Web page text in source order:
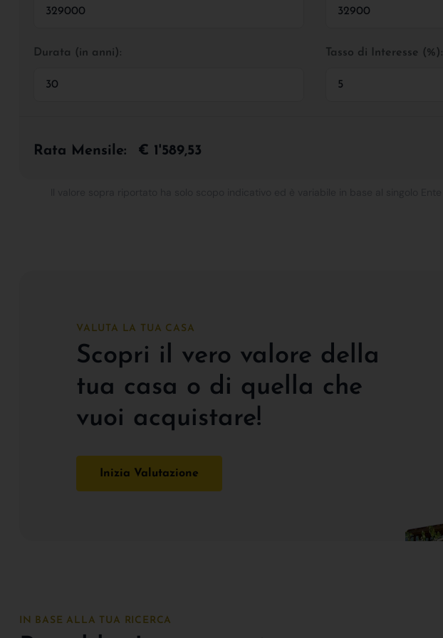
Durata (in anni): Tasso di Interesse (%):
Rata Mensile: € 1'589,53
VALUTA LA TUA CASA
Scopri il vero valore della
tua casa o di quella che
vuoi acquistare!
Inizia Valutazione
IN BASE ALLA TUA RICERCA